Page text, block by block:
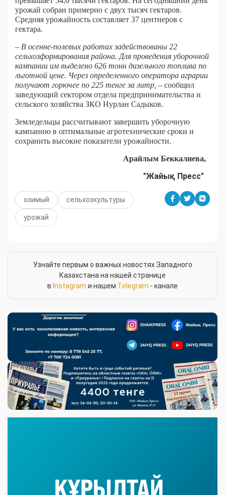
урожай собран примерно с двух тысяч гектаров.
Средняя урожайность составляет 37 центнеров с
гектара.
– В осенне-полевых работах задействованы 22
сельхозформирования района. Для проведения уборочной
кампании им выделено 626 тонн дизельного топлива по
льготной цене. Через определенного оператора аграрии
получают горючее по 225 тенге за литр, – сообщил
заведующий сектором отдела предпринимательства и
сельского хозяйства ЗКО Нурлан Садыков.
Земледельцы рассчитывают завершить уборочную
кампанию в оптимальные агротехнические сроки и
сохранить высокие показатели урожайности.
Арайлым Беккалиева,
"Жайық Пресс"
озимый сельхозкультуры
урожай
Узнайте первым о важных новостях Западного
Казахстана на нашей странице
в Instagram и нашем Telegram - канале